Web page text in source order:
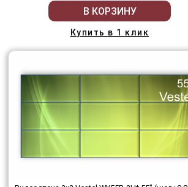
В КОРЗИНУ
Купить в 1 клик